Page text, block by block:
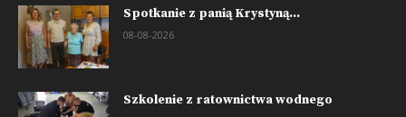
Spotkanie z panią Krystyną...
08-08-2026
Szkolenie z ratownictwa wodnego